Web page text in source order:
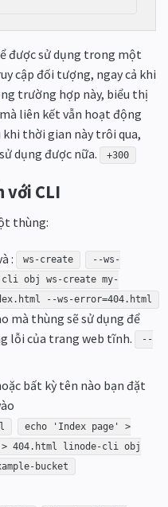
được sử dụng trong một
cập đối tượng, ngay cả khi
trường hợp này, biểu thị
liên kết vẫn hoạt động
thời gian này trôi qua,
dụng được nữa.
+300
với CLI
thùng:
: ws-create
--ws-
obj ws-create my-
--ws-error=404.html
mà thùng sẽ sử dụng để
lỗi của trang web tĩnh.
--
bất kỳ tên nào bạn đặt
echo 'Index page' >
404.html linode-cli obj
bucket